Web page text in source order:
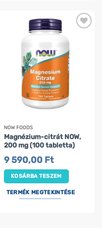
NOW FOODS
Magnézium-citrát NOW,
200 mg (100 tabletta)
9 590,00 Ft
KOSÁRBA TESZEM
TERMÉK MEGTEKINTÉSE